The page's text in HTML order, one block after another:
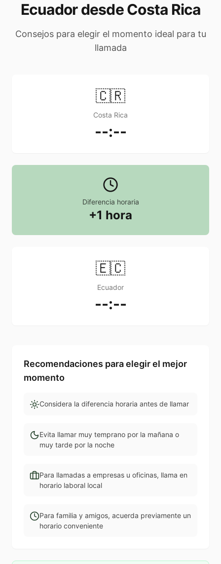
Ecuador desde Costa Rica
Consejos para elegir el momento ideal para tu
llamada
🇨🇷
Costa Rica
--:--
Diferencia horaria
+1 hora
🇪🇨
Ecuador
--:--
Recomendaciones para elegir el mejor
momento
Considera la diferencia horaria antes de llamar
Evita llamar muy temprano por la mañana o
muy tarde por la noche
Para llamadas a empresas u oficinas, llama en
horario laboral local
Para familia y amigos, acuerda previamente un
horario conveniente